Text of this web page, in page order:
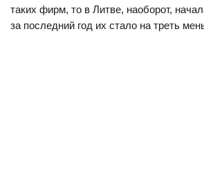
таких фирм, то в Литве, наоборот,
за последний год их стало на треть